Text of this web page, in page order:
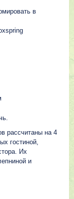
в
рассчитаны на 4
гостиной,
Их
и